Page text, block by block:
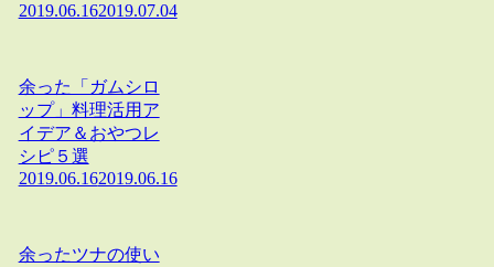
2019.06.162019.07.04
余った「ガムシロ
ップ」料理活用ア
イデア＆おやつレ
シピ５選
2019.06.162019.06.16
余ったツナの使い